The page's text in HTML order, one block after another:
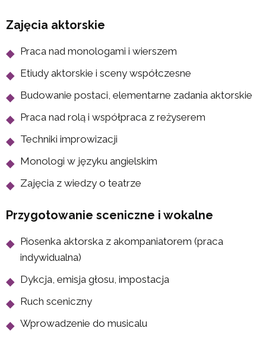
Zajęcia aktorskie
Praca nad monologami i wierszem
Etiudy aktorskie i sceny współczesne
Budowanie postaci, elementarne zadania aktorskie
Praca nad rolą i współpraca z reżyserem
Techniki improwizacji
Monologi w języku angielskim
Zajęcia z wiedzy o teatrze
Przygotowanie sceniczne i wokalne
Piosenka aktorska z akompaniatorem (praca
indywidualna)
Dykcja, emisja głosu, impostacja
Ruch sceniczny
Wprowadzenie do musicalu